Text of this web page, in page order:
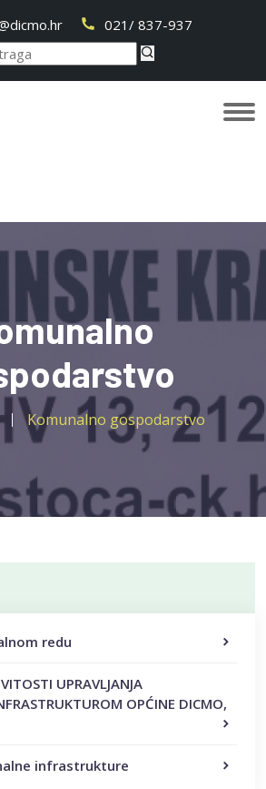
021/ 837-937
Komunalno gospodarstvo
redu
UPRAVLJANJA
OPĆINE DICMO,
infrastrukture